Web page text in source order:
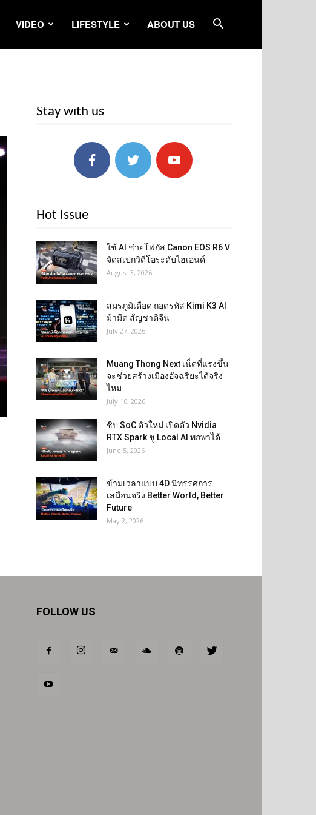
VIDEO LIFESTYLE ABOUT US
Stay with us
Hot Issue
ใช้ AI ช่วยโฟกัส Canon EOS R6 V
จัดสเปกวิดีโอระดับไฮเอนด์
August 3, 2026
สมรภูมิเดือด ถอดรหัส Kimi K3 AI
ม้ามืด สัญชาติจีน
July 27, 2026
Muang Thong Next เน็ตที่แรงขึ้น
จะช่วยสร้างเมืองอัจฉริยะได้จริง
ไหม
July 16, 2026
ชิป SoC ตัวใหม่ เปิดตัว Nvidia
RTX Spark ชู Local AI พกพาได้
June 5, 2026
ข้ามเวลาแบบ 4D นิทรรศการ
เสมือนจริง Better World, Better
Future
May 2, 2026
FOLLOW US